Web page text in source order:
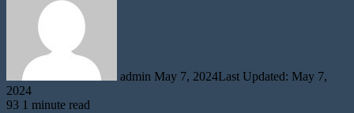
admin May 7, 2024Last Updated: May 7,
2024
93 1 minute read